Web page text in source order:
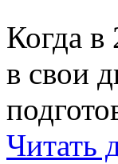
Когда в
в свои
Читать